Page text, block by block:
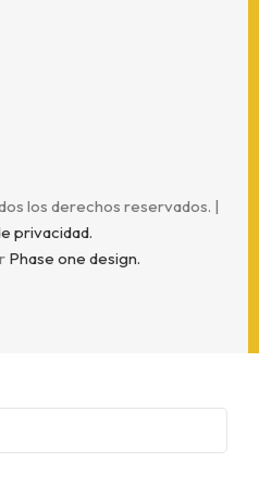
los derechos reservados. |
privacidad.
Phase one design.